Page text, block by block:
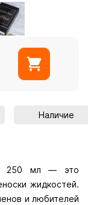
Наличие
250 мл — это
жидкостей.
и любителей